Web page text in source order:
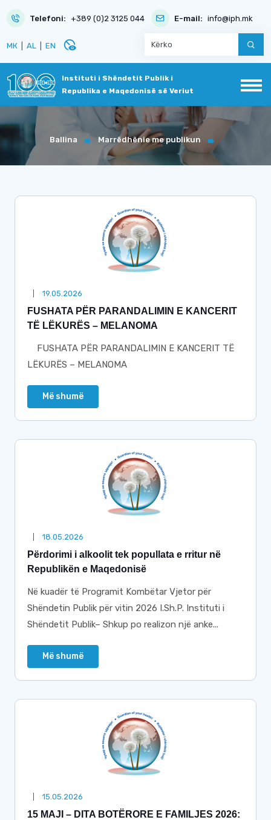
Telefoni: +389 (0)2 3125 044 E-mail: info@iph.mk
МК AL EN disabled_visible
Instituti i Shëndetit Publik i
Republika e Maqedonisë së Veriut
Ballina Marrëdhënie me publikun
19.05.2026
FUSHATA PËR PARANDALIMIN E KANCERIT
TË LËKURËS – MELANOMA
FUSHATA PËR PARANDALIMIN E KANCERIT TË
LËKURËS – MELANOMA
Më shumë
18.05.2026
Përdorimi i alkoolit tek popullata e rritur në
Republikën e Maqedonisë
Në kuadër të Programit Kombëtar Vjetor për
Shëndetin Publik për vitin 2026 I.Sh.P. Instituti i
Shëndetit Publik– Shkup po realizon një anke...
Më shumë
15.05.2026
15 МАЈI – DITA BOTËRORE E FAMILJES 2026: